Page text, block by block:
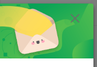
ks
0 Kč